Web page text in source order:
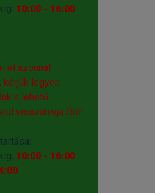
10:00 - 16:00
el azonnal
legyen
a lehető
visszahivja Önt!
10:00 - 16:00